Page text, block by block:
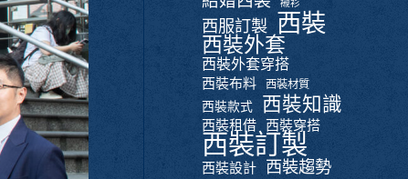
襯衫
西服訂製 西裝
西裝外套
西裝外套穿搭
西裝布料 西裝材質
西裝款式 西裝知識
西裝租借 西裝穿搭
西裝訂製
西裝設計 西裝趨勢